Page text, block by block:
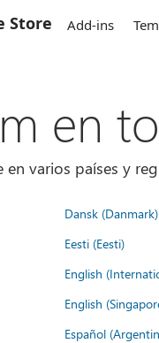
Store Add-ins
en
varios países y
Dansk (Danmark)
Eesti (Eesti)
English
English
Español